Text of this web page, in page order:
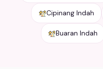
Cipinang Indah
Buaran Indah